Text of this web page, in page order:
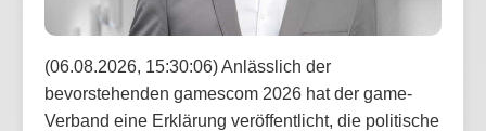
(06.08.2026, 15:30:06) Anlässlich der
bevorstehenden gamescom 2026 hat der game-
Verband eine Erklärung veröffentlicht, die politische